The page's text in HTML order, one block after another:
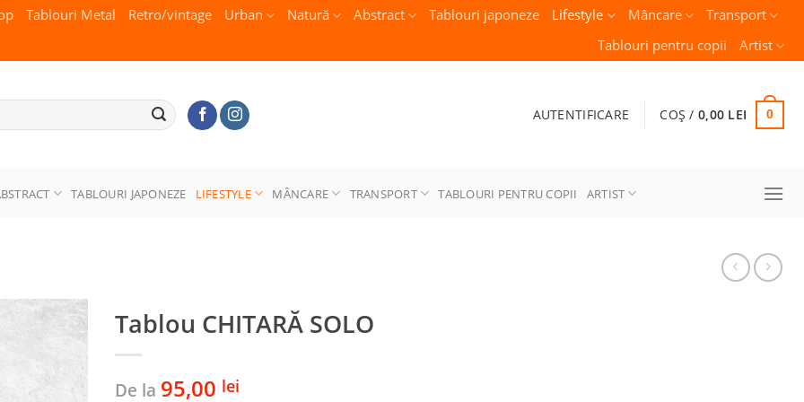
Tablouri Metal Retro/vintage Urban Natură Abstract Tablouri japoneze Lifestyle Mâncare
Transport
Tablouri pentru copii
Artist
AUTENTIFICARE COȘ / 0,00 LEI 0
TABLOURI JAPONEZE LIFESTYLE MÂNCARE TRANSPORT TABLOURI PENTRU COPII ARTIST
Adaugă
Tablou CHITARĂ SOLO
De la 95,00 lei